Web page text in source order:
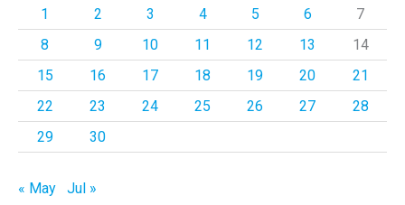
1 2 3 4 5 6
7
8
9 10 11 12 13
14
15
16 17 18 19 20
21
22
23 24 25 26 27
28
29
30
« May Jul »